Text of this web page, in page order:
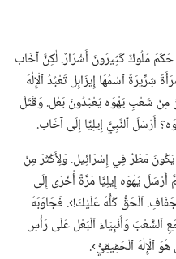
ٱلَّتِي فِيهَا ١٠ أَسْبَاطٍ،‏ حَكَمَ مُلُوكٌ كَثِيرُونَ أَشْرَارٌ.‏ لٰكِنَّ آخَاب
شِرِّيرَةً ٱسْمُهَا إِيزَابِل تَعْبُدُ ٱلْإِلٰهَ
مِنْ شَعْبِ يَهْوَه يَعْبُدُونَ بَعْل.‏ وَقَتَلَ
أَرْسَلَ ٱلنَّبِيَّ إِيلِيَّا إِلَى آخَاب.‏
يَكُونَ مَطَرٌ فِي إِسْرَائِيل.‏ وَلِأَكْثَرَ مِنْ
أَرْسَلَ يَهْوَه إِيلِيَّا مَرَّةً أُخْرَى إِلَى
اَلْحَقُّ كُلُّهُ عَلَيْكَ!‏›.‏ فَجَاوَبَهُ
ٱلشَّعْبَ وَأَنْبِيَاءَ ٱلْبَعْل عَلَى رَأْسِ
ٱلْإِلٰهُ ٱلْحَقِيقِيُّ›.‏